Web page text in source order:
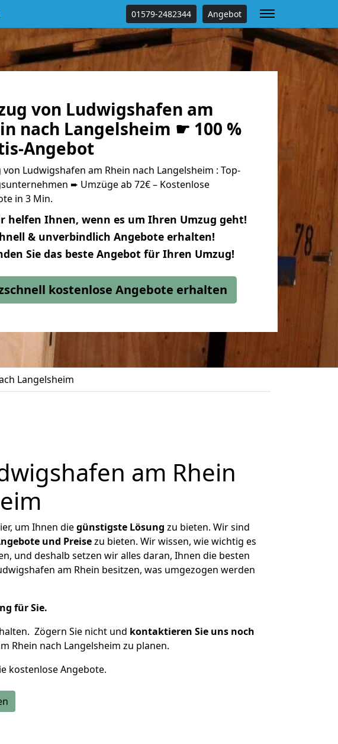
01579-2482344 Angebot
von Ludwigshafen am
nach Langelsheim ☛ 100 %
Angebot
von Ludwigshafen am Rhein nach Langelsheim : Top-
➨ Umzüge ab 72€ – Kostenlose
in 3 Min.
helfen Ihnen, wenn es um Ihren Umzug geht!
& unverbindlich Angebote erhalten!
Sie das beste Angebot für Ihren Umzug!
kostenlose Angebote erhalten
Langelsheim
am Rhein
um Ihnen diegünstigste Lösung zu bieten. Wir sind
und Preisezu bieten. Wir wissen, wie wichtig es
und deshalb setzen wir alles daran, Ihnen die besten
am Rhein besitzen, was umgezogen werden
für Sie.
Zögern Sie nicht und kontaktieren Sie uns noch
Rhein nach Langelsheim zu planen.
kostenlose Angebote.